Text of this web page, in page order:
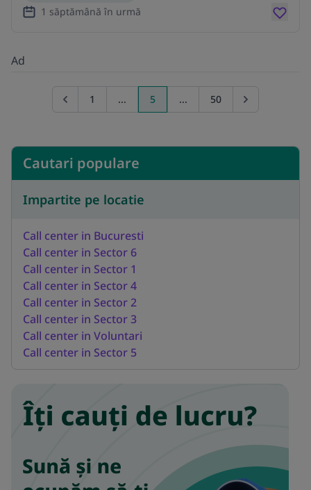
1 săptămână în urmă
Ad
Go to previous page
1 ... 5 ... 50 Go to next
Cautari populare
Impartite pe locatie
Call center in Bucuresti
Call center in Sector 6
Call center in Sector 1
Call center in Sector 4
Call center in Sector 2
Call center in Sector 3
Call center in Voluntari
Call center in Sector 5